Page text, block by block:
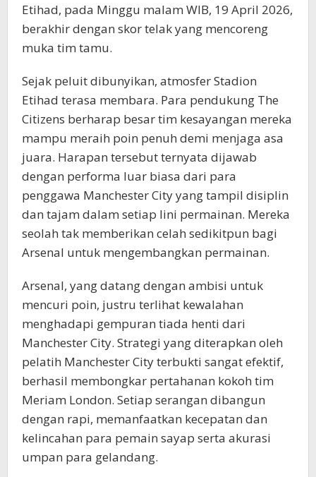
Etihad, pada Minggu malam WIB, 19 April 2026,
berakhir dengan skor telak yang mencoreng
muka tim tamu.
Sejak peluit dibunyikan, atmosfer Stadion
Etihad terasa membara. Para pendukung The
Citizens berharap besar tim kesayangan mereka
mampu meraih poin penuh demi menjaga asa
juara. Harapan tersebut ternyata dijawab
dengan performa luar biasa dari para
penggawa Manchester City yang tampil disiplin
dan tajam dalam setiap lini permainan. Mereka
seolah tak memberikan celah sedikitpun bagi
Arsenal untuk mengembangkan permainan.
Arsenal, yang datang dengan ambisi untuk
mencuri poin, justru terlihat kewalahan
menghadapi gempuran tiada henti dari
Manchester City. Strategi yang diterapkan oleh
pelatih Manchester City terbukti sangat efektif,
berhasil membongkar pertahanan kokoh tim
Meriam London. Setiap serangan dibangun
dengan rapi, memanfaatkan kecepatan dan
kelincahan para pemain sayap serta akurasi
umpan para gelandang.